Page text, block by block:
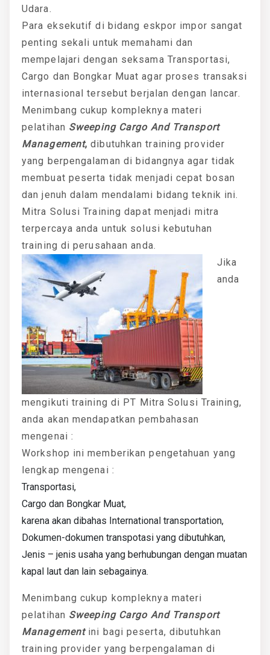
Udara.
Para eksekutif di bidang eskpor impor sangat
penting sekali untuk memahami dan
mempelajari dengan seksama Transportasi,
Cargo dan Bongkar Muat agar proses transaksi
internasional tersebut berjalan dengan lancar.
Menimbang cukup kompleknya materi
pelatihan Sweeping Cargo And Transport
Management, dibutuhkan training provider
yang berpengalaman di bidangnya agar tidak
membuat peserta tidak menjadi cepat bosan
dan jenuh dalam mendalami bidang teknik ini.
Mitra Solusi Training dapat menjadi mitra
terpercaya anda untuk solusi kebutuhan
training di perusahaan anda.
Jika
anda
mengikuti training di PT Mitra Solusi Training,
anda akan mendapatkan pembahasan
mengenai :
Workshop ini memberikan pengetahuan yang
lengkap mengenai :
Transportasi,
Cargo dan Bongkar Muat,
karena akan dibahas International transportation,
Dokumen-dokumen transpotasi yang dibutuhkan,
Jenis – jenis usaha yang berhubungan dengan muatan
kapal laut dan lain sebagainya.
Menimbang cukup kompleknya materi
pelatihan Sweeping Cargo And Transport
Managementini bagi peserta, dibutuhkan
training provider yang berpengalaman di